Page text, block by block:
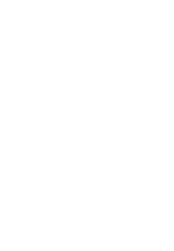
захисний
підходить для